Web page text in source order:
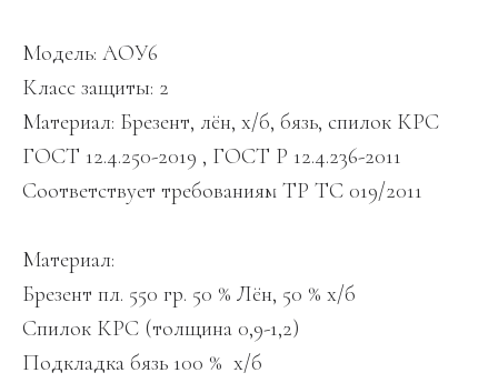
Модель: АОУ6
Класс защиты: 2
Материал: Брезент, лён, х/б, бязь, спилок КРС
ГОСТ 12.4.250-2019 , ГОСТ Р 12.4.236-2011
Соответствует требованиям ТР ТС 019/2011
Материал:
Брезент пл. 550 гр. 50 % Лён, 50 % х/б
Спилок КРС (толщина 0,9-1,2)
Подкладка бязь 100 % х/б